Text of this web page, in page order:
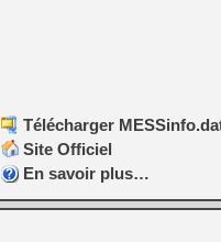
Télécharger
Site Officiel
En savoir plus…